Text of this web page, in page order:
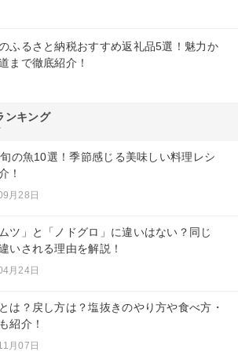
ふるさと納税おすすめ返礼品5選！魅力か
まで徹底紹介！
ンキング
の魚10選！季節感じる美味しい料理レシ
！
月28日
ムツ」と「ノドグロ」に違いはない？同じ
いされる理由を解説！
月24日
は？戻し方は？塩抜きのやり方や食べ方・
紹介！
月07日